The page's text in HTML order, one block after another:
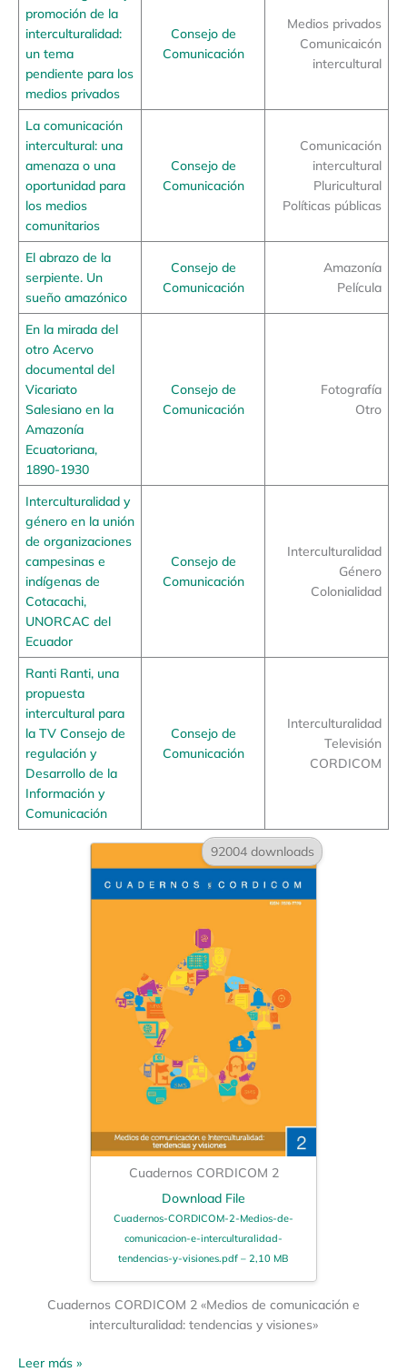
promoción de la
interculturalidad:
un tema
pendiente para los
medios privados
Consejo de
Comunicación
Medios privados
Comunicaicón
intercultural
La comunicación
intercultural: una
amenaza o una
oportunidad para
los medios
comunitarios
Consejo de
Comunicación
Comunicación
intercultural
Pluricultural
Políticas públicas
El abrazo de la
serpiente. Un
sueño amazónico
Consejo de
Comunicación
Amazonía
Película
En la mirada del
otro Acervo
documental del
Vicariato
Salesiano en la
Amazonía
Ecuatoriana,
1890-1930
Consejo de
Comunicación
Fotografía
Otro
Interculturalidad y
género en la unión
de organizaciones
campesinas e
indígenas de
Cotacachi,
UNORCAC del
Ecuador
Consejo de
Comunicación
Interculturalidad
Género
Colonialidad
Ranti Ranti, una
propuesta
intercultural para
la TV Consejo de
regulación y
Desarrollo de la
Información y
Comunicación
Consejo de
Comunicación
Interculturalidad
Televisión
CORDICOM
92004 downloads
Cuadernos CORDICOM 2
Download File
Cuadernos-CORDICOM-2-Medios-de-
comunicacion-e-interculturalidad-
tendencias-y-visiones.pdf – 2,10 MB
Cuadernos CORDICOM 2 «Medios de comunicación e
interculturalidad: tendencias y visiones»
Leer más »